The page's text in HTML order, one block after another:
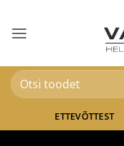
content
Otsi:
ETTEVÕTTEST